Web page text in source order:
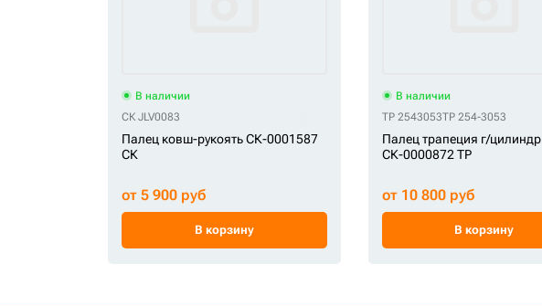
В наличии
СК JLV0083
Палец ковш-рукоять СК-0001587
СК
от 5 900 руб
В корзину
В наличии
TP 2543053TP 254-3053
Палец трапеция г/цилиндр
СК-0000872 TP
от 10 800 руб
В корзину